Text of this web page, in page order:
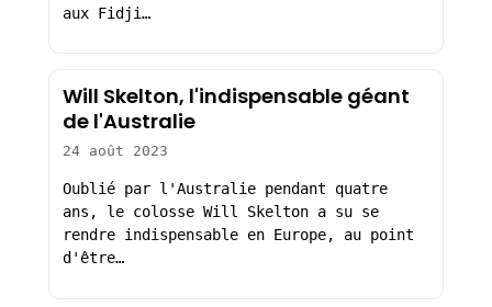
aux Fidji…
Will Skelton, l'indispensable géant
de l'Australie
24 août 2023
Oublié par l'Australie pendant quatre
ans, le colosse Will Skelton a su se
rendre indispensable en Europe, au point
d'être…